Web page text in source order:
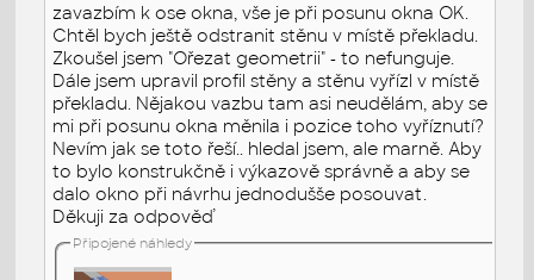
zavazbím k ose okna, vše je při posunu okna OK.
Chtěl bych ještě odstranit stěnu v místě překladu.
Zkoušel jsem "Ořezat geometrii" - to nefunguje.
Dále jsem upravil profil stěny a stěnu vyřízl v místě
překladu. Nějakou vazbu tam asi neudělám, aby se
mi při posunu okna měnila i pozice toho vyříznutí?
Nevím jak se toto řeší.. hledal jsem, ale marně. Aby
to bylo konstrukčně i výkazově správně a aby se
dalo okno při návrhu jednodušše posouvat.
Děkuji za odpověď
Připojené náhledy